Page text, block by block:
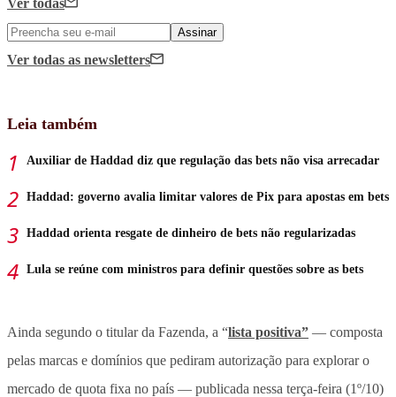
Assinar
Ver todas as newsletters
Leia também
Auxiliar de Haddad diz que regulação das bets não visa arrecadar
Haddad: governo avalia limitar valores de Pix para apostas em bets
Haddad orienta resgate de dinheiro de bets não regularizadas
Lula se reúne com ministros para definir questões sobre as bets
Ainda segundo o titular da Fazenda, a “lista positiva” — composta
pelas marcas e domínios que pediram autorização para explorar o
mercado de quota fixa no país — publicada nessa terça-feira (1º/10)